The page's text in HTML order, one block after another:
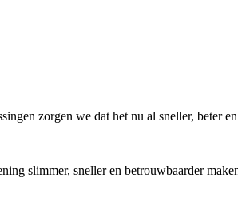
zorgen we dat het nu al sneller, beter
slimmer, sneller en betrouwbaarder